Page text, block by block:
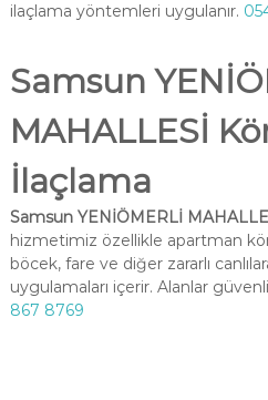
ilaçlama yöntemleri uygulanır.
Samsun
MAHALLESİ
İlaçlama
Samsun YENİÖMERLİ
hizmetimiz özellikle apartman
böcek, fare ve diğer zararlı
uygulamaları içerir. Alanlar
867 8769